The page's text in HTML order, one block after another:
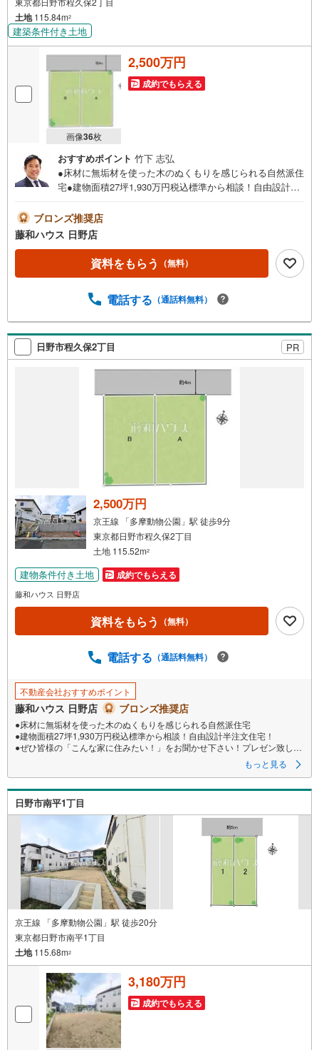
土地115.84m2
建築条件付き土地
画像36枚
2,500万円
成約でもらえる
おすすめポイント 竹下 志弘
●床材に無垢材を使った木のぬくもりを感じられる自然派住
宅●建物面積27坪1,930万円税込標準から相談！自由設計半
かせ下さい！プレゼン致します
ブロンズ推奨店
藤和ハウス 日野店
資料をもらう （無料）
電話する （通話料無料）
日野市程久保2丁目 PR
2,500万円
京王線 「多摩動物公園」駅 徒歩9分
東京都日野市程久保2丁目
土地 115.52m2
建物条件付き土地 成約でもらえる
藤和ハウス 日野店
資料をもらう （無料）
電話する （通話料無料）
不動産会社おすすめポイント
藤和ハウス 日野店 ブロンズ推奨店
●床材に無垢材を使った木のぬくもりを感じられる自然派住宅
●建物面積27坪1,930万円税込標準から相談！自由設計半注文住宅！
●ぜひ皆様の「こんな家に住みたい！」をお聞かせ下さい！プレゼン致しま
もっと見る
日野市南平1丁目
京王線 「多摩動物公園」駅 徒歩20分
東京都日野市南平1丁目
土地115.68m2
3,180万円
成約でもらえる